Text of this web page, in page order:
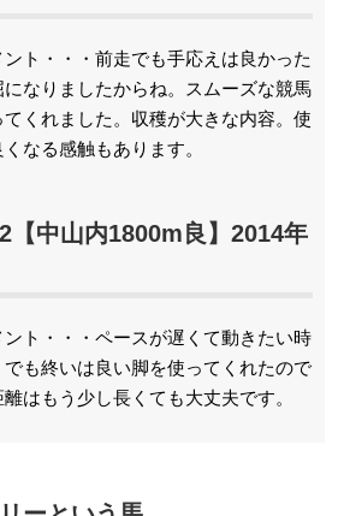
ト・・・前走でも手応えは良かった
なりましたからね。スムーズな競馬
くれました。収穫が大きな内容。使
なる感触もあります。
【中山内1800m良】2014年
ト・・・ペースが遅くて動きたい時
も終いは良い脚を使ってくれたので
はもう少し長くても大丈夫です。